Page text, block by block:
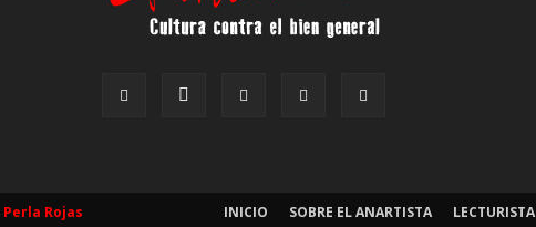
INICIO SOBRE EL ANARTISTA LECTURISTA
Perla Rojas